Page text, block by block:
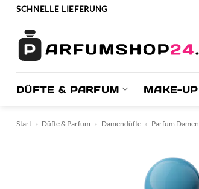
Zum
springen
SCHNELLE LIEFERUNG
DÜFTE & PARFUM MAKE-UP
Start » Düfte & Parfum » Damendüfte » Parfum Damen